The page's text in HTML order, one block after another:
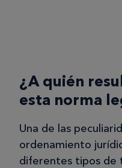
¿A quién
esta norma
Una de las
ordenamiento
diferentes tipos de